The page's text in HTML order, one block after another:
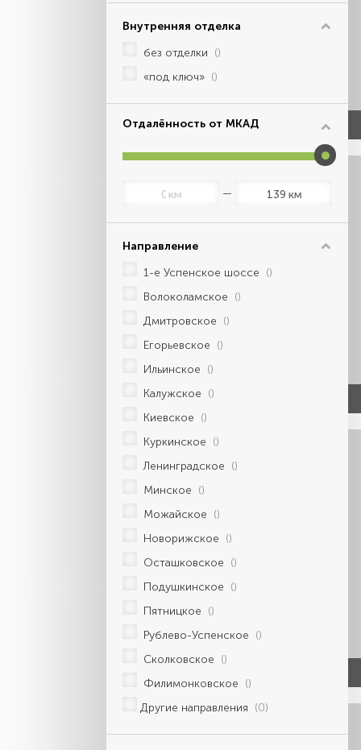
Внутренняя отделка
без отделки ()
«под ключ» ()
Отдалённость от МКАД
км км
Направление
1-е Успенское шоссе ()
Волоколамское ()
Дмитровское ()
Егорьевское ()
Ильинское ()
Калужское ()
Киевское ()
Куркинское ()
Ленинградское ()
Минское ()
Можайское ()
Новорижское ()
Осташковское ()
Подушкинское ()
Пятницкое ()
Рублево-Успенское ()
Сколковское ()
Филимонковское ()
Другие направления (0)